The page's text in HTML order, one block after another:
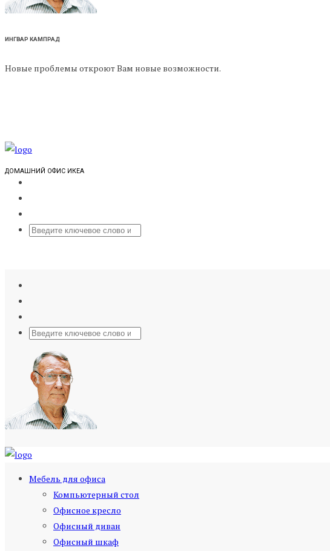
ИНГВАР КАМПРАД
Новые проблемы откроют Вам новые возможности.
ДОМАШНИЙ ОФИС ИКЕА
Мебель для офиса
Компьютерный стол
Офисное кресло
Офисный диван
Офисный шкаф